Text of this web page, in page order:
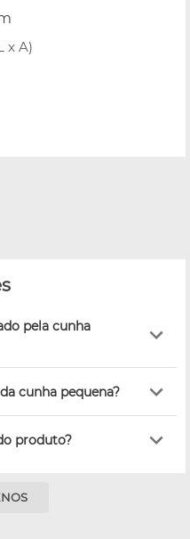
x A)
pela cunha
cunha pequena?
produto?